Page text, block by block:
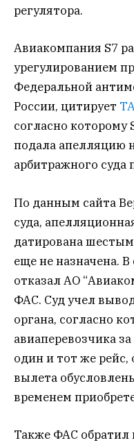
регулятора.
Авиакомпания S7
урегулированием
Федеральной
России, цитирует
согласно которому
подала апелляцию
арбитражного
По данным сайта
суда,
датирована
еще не назначена.
отказал АО
ФАС. Суд учел
органа, согласно
авиаперевозчика
один и тот же рейс,
вылета
временем
Также ФАС обратил